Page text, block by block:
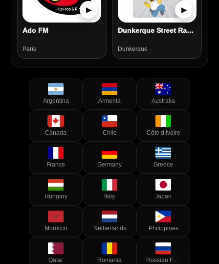
▶
Ado FM
Paris
▶
Dunkerque Street Radio
Dunkerque
Argentina Armenia Australia
Canada Chile Côte d’Ivoire
France Germany Greece
Hungary Italy Japan
Morocco Netherlands Philippines
Qatar Romania Russian Federation